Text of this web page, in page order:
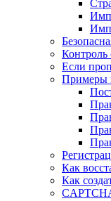
Контроль
Если
Примеры
Как
Как